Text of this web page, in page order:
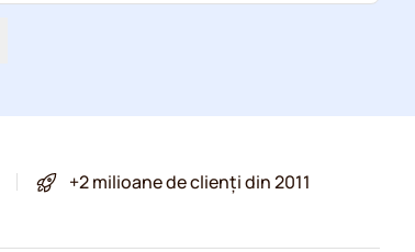
+2 milioane de clienți din 2011